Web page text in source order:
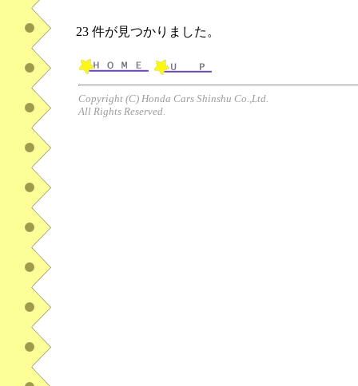
23 件が見つかりました。
Copyright (C) Honda Cars Shinshu Co.,Ltd.
All Rights Reserved.